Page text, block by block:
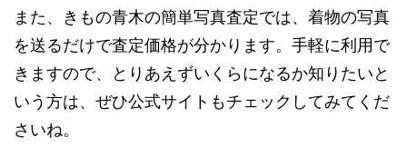
また、きもの青木の簡単写真査定では、着物の写真
を送るだけで査定価格が分かります。手軽に利用で
きますので、とりあえずいくらになるか知りたいと
いう方は、ぜひ公式サイトもチェックしてみてくだ
さいね。